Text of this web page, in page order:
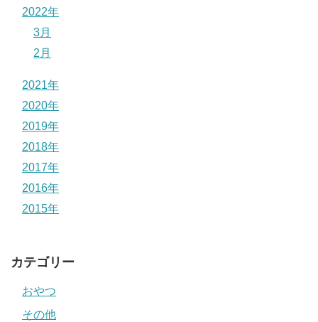
2022年
3月
2月
2021年
2020年
2019年
2018年
2017年
2016年
2015年
カテゴリー
おやつ
その他